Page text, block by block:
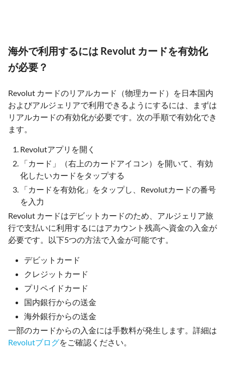
海外で利用するには Revolut カードを有効化
が必要？
Revolut カードのリアルカード（物理カード）を日本国内
およびアルジェリアで利用できるようにするには、まずは
リアルカードの有効化が必要です。次の手順で有効化でき
ます。
Revolutアプリを開く
「カード」（右上のカードアイコン）を開いて、有効
化したいカードをタップする
「カードを有効化」をタップし、Revolutカードの番号
を入力
Revolut カードはデビットカードのため、アルジェリア旅
行で支払いに利用するにはアカウント残高へ資金の入金が
必要です。以下5つの方法で入金が可能です。
デビットカード
クレジットカード
プリペイドカード
国内銀行からの送金
海外銀行からの送金
一部のカードからの入金には手数料が発生します。詳細は
Revolutブログをご確認ください。